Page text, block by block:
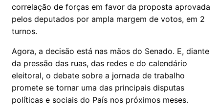
correlação de forças em favor da proposta aprovada
pelos deputados por ampla margem de votos, em 2
turnos.
Agora, a decisão está nas mãos do Senado. E, diante
da pressão das ruas, das redes e do calendário
eleitoral, o debate sobre a jornada de trabalho
promete se tornar uma das principais disputas
políticas e sociais do País nos próximos meses.